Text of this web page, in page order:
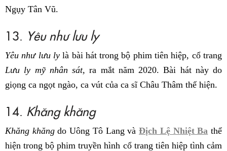
Ngụy Tân Vũ.
13. Yêu như lưu ly
Yêu như lưu lylà bài hát trong bộ phim tiên hiệp, cổ trang
Lưu ly mỹ nhân sát, ra mắt năm 2020. Bài hát này do
giọng ca ngọt ngào, ca vút của ca sĩ Châu Thâm thể hiện.
14. Khăng khăng
Khăng khăngdo Uông Tô Lang vàĐịch Lệ Nhiệt Ba thể
hiện trong bộ phim truyền hình cổ trang tiên hiệp tình cảm